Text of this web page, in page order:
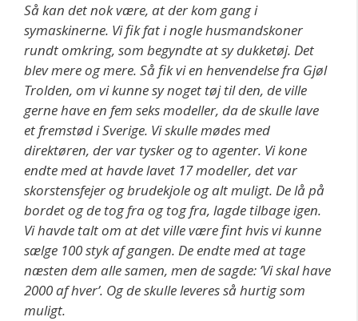
Så kan det nok være, at der kom gang i
symaskinerne. Vi fik fat i nogle husmandskoner
rundt omkring, som begyndte at sy dukketøj. Det
blev mere og mere. Så fik vi en henvendelse fra Gjøl
Trolden, om vi kunne sy noget tøj til den, de ville
gerne have en fem seks modeller, da de skulle lave
et fremstød i Sverige. Vi skulle mødes med
direktøren, der var tysker og to agenter. Vi kone
endte med at havde lavet 17 modeller, det var
skorstensfejer og brudekjole og alt muligt. De lå på
bordet og de tog fra og tog fra, lagde tilbage igen.
Vi havde talt om at det ville være fint hvis vi kunne
sælge 100 styk af gangen. De endte med at tage
næsten dem alle samen, men de sagde: ’Vi skal have
2000 af hver’. Og de skulle leveres så hurtig som
muligt.